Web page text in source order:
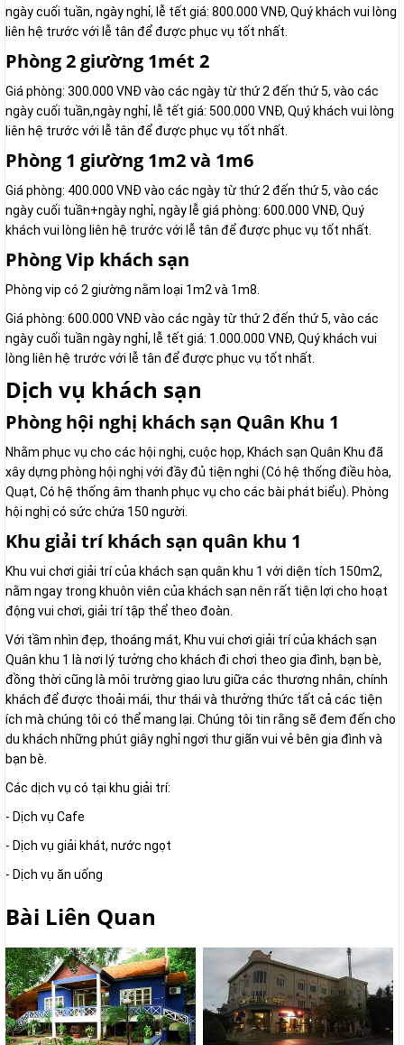
ngày cuối tuần, ngày nghỉ, lễ tết giá: 800.000 VNĐ, Quý khách vui lòng
liên hệ trước với lễ tân để được phục vụ tốt nhất.
Phòng 2 giường 1mét 2
Giá phòng: 300.000 VNĐ vào các ngày từ thứ 2 đến thứ 5, vào các
ngày cuối tuần,ngày nghỉ, lễ tết giá: 500.000 VNĐ, Quý khách vui lòng
liên hệ trước với lễ tân để được phục vụ tốt nhất.
Phòng 1 giường 1m2 và 1m6
Giá phòng: 400.000 VNĐ vào các ngày từ thứ 2 đến thứ 5, vào các
ngày cuối tuần+ngày nghỉ, ngày lễ giá phòng: 600.000 VNĐ, Quý
khách vui lòng liên hệ trước với lễ tân để được phục vụ tốt nhất.
Phòng Vip khách sạn
Phòng vip có 2 giường nằm loại 1m2 và 1m8.
Giá phòng: 600.000 VNĐ vào các ngày từ thứ 2 đến thứ 5, vào các
ngày cuối tuần ngày nghỉ, lễ tết giá: 1.000.000 VNĐ, Quý khách vui
lòng liên hệ trước với lễ tân để được phục vụ tốt nhất.
Dịch vụ khách sạn
Phòng hội nghị khách sạn Quân Khu 1
Nhằm phục vụ cho các hội nghị, cuộc họp, Khách sạn Quân Khu đã
xây dựng phòng hội nghị với đầy đủ tiện nghi (Có hệ thống điều hòa,
Quạt, Có hệ thống âm thanh phục vụ cho các bài phát biểu). Phòng
hội nghị có sức chứa 150 người.
Khu giải trí khách sạn quân khu 1
Khu vui chơi giải trí của khách sạn quân khu 1 với diện tích 150m2,
nằm ngay trong khuôn viên của khách sạn nên rất tiện lợi cho hoạt
động vui chơi, giải trí tập thể theo đoàn.
Với tầm nhìn đẹp, thoáng mát, Khu vui chơi giải trí của khách sạn
Quân khu 1 là nơi lý tưởng cho khách đi chơi theo gia đình, bạn bè,
đồng thời cũng là môi trường giao lưu giữa các thương nhân, chính
khách để được thoải mái, thư thái và thưởng thức tất cả các tiện
ích mà chúng tôi có thể mang lại. Chúng tôi tin rằng sẽ đem đến cho
du khách những phút giây nghỉ ngơi thư giãn vui vẻ bên gia đình và
bạn bè.
Các dịch vụ có tại khu giải trí:
- Dịch vụ Cafe
- Dịch vụ giải khát, nước ngọt
- Dịch vụ ăn uống
Bài Liên Quan